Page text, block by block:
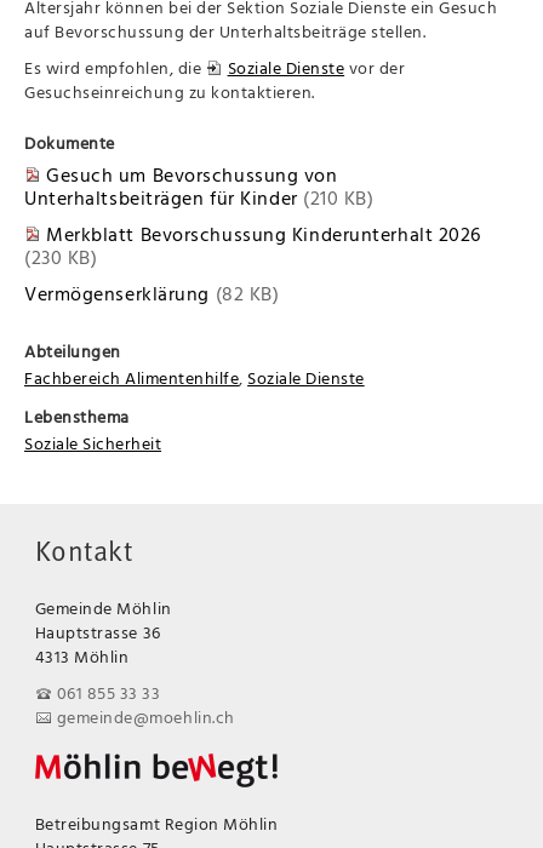
Altersjahr können bei der Sektion Soziale Dienste ein Gesuch
auf Bevorschussung der Unterhaltsbeiträge stellen.
Es wird empfohlen, die
Soziale Dienstevor der
Gesuchseinreichung zu kontaktieren.
Dokumente
Gesuch um Bevorschussung von
Unterhaltsbeiträgen für Kinder (210 KB)
Merkblatt Bevorschussung Kinderunterhalt 2026
(230 KB)
Vermögenserklärung (82 KB)
Abteilungen
Fachbereich Alimentenhilfe, Soziale Dienste
Lebensthema
Soziale Sicherheit
Kontakt
Gemeinde Möhlin
Hauptstrasse 36
4313 Möhlin
061 855 33 33
gemeinde@moehlin.ch
Betreibungsamt Region Möhlin